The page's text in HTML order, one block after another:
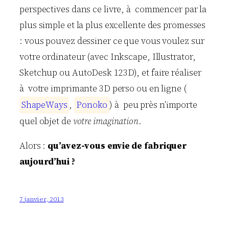
perspectives dans ce livre, à commencer par la
plus simple et la plus excellente des promesses
: vous pouvez dessiner ce que vous voulez sur
votre ordinateur (avec Inkscape, Illustrator,
Sketchup ou AutoDesk 123D), et faire réaliser
à votre imprimante 3D perso ou en ligne (
ShapeWays , Ponoko ) à peu près n’importe
quel objet de votre imagination.
Alors : qu’avez-vous envie de fabriquer
aujourd’hui ?
7 janvier, 2013